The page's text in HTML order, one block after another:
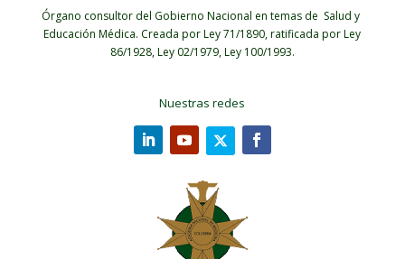
Órgano consultor del Gobierno Nacional en temas de Salud y
Educación Médica. Creada por Ley 71/1890, ratificada por Ley
86/1928, Ley 02/1979, Ley 100/1993.
Nuestras redes